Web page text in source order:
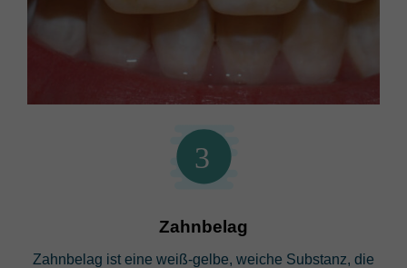
3
Zahnbelag
Zahnbelag ist eine weiß-gelbe, weiche Substanz, die